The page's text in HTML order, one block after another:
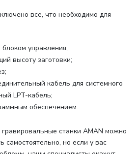
все, что необходимо для
управления;
высоту заготовки;
кабель для системного
LPT-кабель;
обеспечением.
станки AMAN можно
самостоятельно, но если у вас